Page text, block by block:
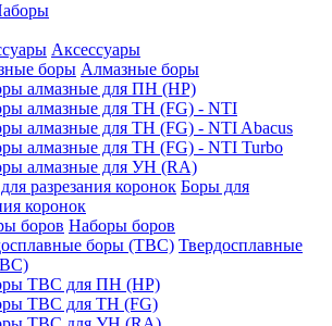
Аксессуары
Алмазные боры
алмазные для ПН (HP)
алмазные для ТН (FG) - NTI
алмазные для ТН (FG) - NTI Abacus
алмазные для ТН (FG) - NTI Turbo
алмазные для УН (RA)
Боры для
коронок
Наборы боров
Твердосплавные
ТВС для ПН (HP)
ТВС для ТН (FG)